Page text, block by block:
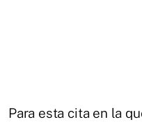
Para esta cita en la